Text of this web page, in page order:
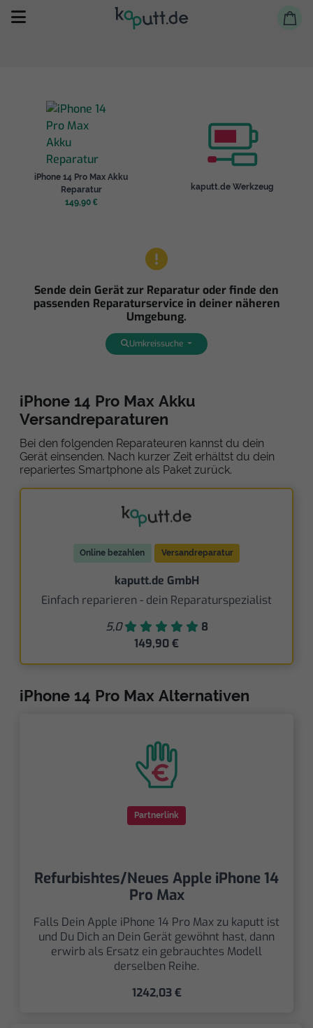
Selbst reparieren
Reparieren lassen
iPhone 14 Pro Max Akku
Reparatur
149,90 €
kaputt.de Werkzeug
Sende dein Gerät zur Reparatur oder finde den
passenden Reparaturservice in deiner näheren
Umgebung.
Umkreissuche
iPhone 14 Pro Max Akku
Versandreparaturen
Bei den folgenden Reparateuren kannst du dein
Gerät einsenden. Nach kurzer Zeit erhältst du dein
repariertes Smartphone als Paket zurück.
Online bezahlen Versandreparatur
kaputt.de GmbH
Einfach reparieren - dein Reparaturspezialist
5,0
8
149,90 €
iPhone 14 Pro Max Alternativen
Partnerlink
Refurbishtes/Neues Apple iPhone 14
Pro Max
Falls Dein Apple iPhone 14 Pro Max zu kaputt ist
und Du Dich an Dein Gerät gewöhnt hast, dann
erwirb als Ersatz ein gebrauchtes Modell
derselben Reihe.
1242,03 €